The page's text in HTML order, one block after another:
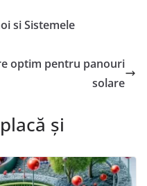
si Sistemele
optim pentru panouri
solare
și